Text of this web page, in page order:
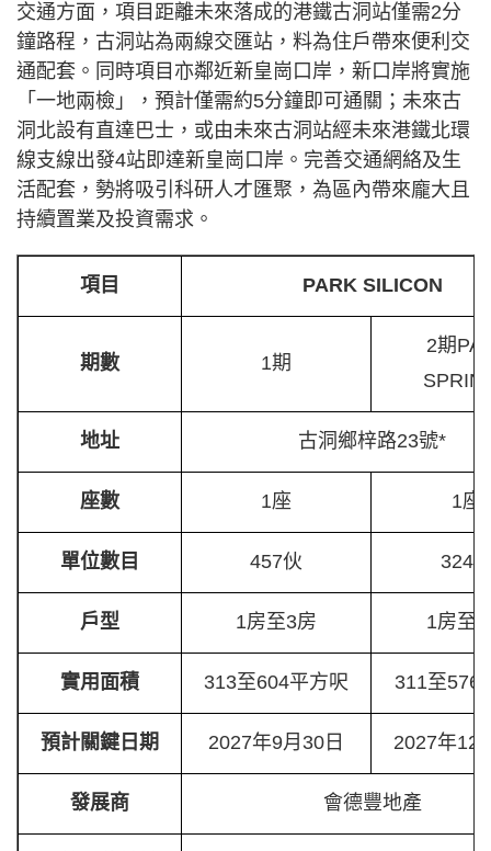
交通方面，項目距離未來落成的港鐵古洞站僅需2分
鐘路程，古洞站為兩線交匯站，料為住戶帶來便利交
通配套。同時項目亦鄰近新皇崗口岸，新口岸將實施
「一地兩檢」，預計僅需約5分鐘即可通關；未來古
洞北設有直達巴士，或由未來古洞站經未來港鐵北環
線支線出發4站即達新皇崗口岸。完善交通網絡及生
活配套，勢將吸引科研人才匯聚，為區內帶來龐大且
持續置業及投資需求。
項目 PARK SILICON
期數 1期
2期
地址 古洞鄉梓路23號*
座數 1座 1座
單位數目 457伙 324
戶型 1房至3房 1房至
實用面積 313至604平方呎 311至576
預計關鍵日期 2027年9月30日 2027年12
發展商 會德豐地產